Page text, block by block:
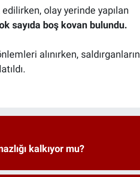
olay yerinde yapılan
sayıda boş kovan bulundu.
alınırken, saldırganların
kalkıyor mu?